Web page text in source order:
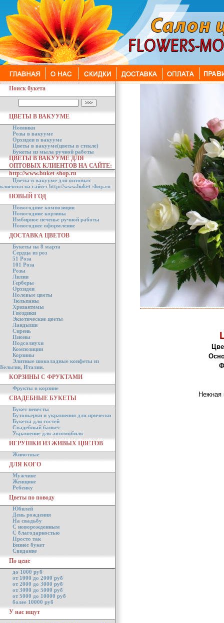
Поиск букета
ЦВЕТЫ В ВАКУУМЕ
Новинки
Розы в вакууме
Орхидеи в вакууме
Цветы в вакууме(цветы в стекле)
Букеты из мыла ручной работы
ЦВЕТЫ В ВАКУУМЕ ДЛЯ
ОПТОВЫХ КЛИЕНТОВ НА САЙТЕ:
http://www.buket-shop.ru
Цветы в вакууме для оптовых
клиентов на сайте: http://www.buket-shop.ru
НОВЫЙ ГОД
Новогодние композиции
Новогодние корзины
Имбирное печенье ручной работы
Новогоднее оформление
ДОСТАВКА ЦВЕТОВ
Букеты на 8 марта
Сердца из роз
51 Роза
101 Роза
Розы
Лилии
Герберы
Орхидеи
Полевые цветы
Тюльпаны
Хризантемы
Гвоздики
Экзотические цветы
Ландыши
Сирень
Пионы
Подсолнухи
Композиции
Корзины
Элитные шоколадные конфеты из
Бельгии, Италии.
КОРЗИНЫ С ФРУКТАМИ
Фрукты в корзине
СВАДЕБНЫЕ БУКЕТЫ
Букет невесты
Бутоньерки и украшения для прически
Букеты для гостей
Свадебный банкет
Украшение для автомобиля
ИГРУШКИ ИЗ ЖИВЫХ ЦВЕТОВ
Животные
ДЛЯ КОГО
Мужчине
Женщине
Ребенку
Цветы по поводу
Юбилей
День рождения
На свадьбу
С новорожденным
С благодарностью
Просто так
Бизнес букет
Свидание
По цене
до 1000 руб
от 1000 до 2000 руб
от 2000 до 3000 руб
от 3000 до 5000 руб
от 5000 до 10000 руб
более 10000 руб
У нас ищут
Нежная